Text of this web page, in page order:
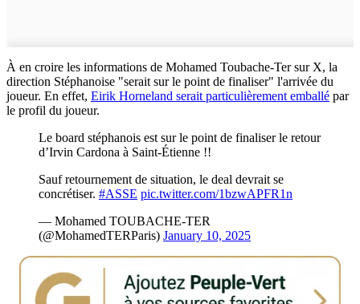
À en croire les informations de Mohamed Toubache-Ter sur X, la
direction Stéphanoise "serait sur le point de finaliser" l'arrivée du
joueur. En effet, Eirik Horneland serait particulièrement emballé par
le profil du joueur.
Le board stéphanois est sur le point de finaliser le retour
d’Irvin Cardona à Saint-Étienne !!
Sauf retournement de situation, le deal devrait se
concrétiser. #ASSE pic.twitter.com/1bzwAPFR1n
— Mohamed TOUBACHE-TER
(@MohamedTERParis) January 10, 2025